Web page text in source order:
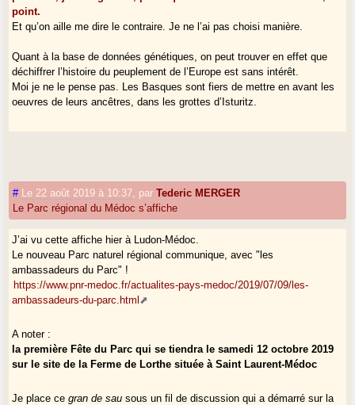
point.
Et qu’on aille me dire le contraire. Je ne l’ai pas choisi manière.
Quant à la base de données génétiques, on peut trouver en effet que
déchiffrer l’histoire du peuplement de l’Europe est sans intérêt.
Moi je ne le pense pas. Les Basques sont fiers de mettre en avant les
oeuvres de leurs ancêtres, dans les grottes d’Isturitz.
# Le 22 août 2019 à 10:37 parTederic MERGER
Le Parc régional du Médoc s’affiche
J’ai vu cette affiche hier à Ludon-Médoc.
Le nouveau Parc naturel régional communique, avec "les
ambassadeurs du Parc" !
https://www.pnr-medoc.fr/actualites-pays-medoc/2019/07/09/les-
ambassadeurs-du-parc.html
A noter :
la première Fête du Parc qui se tiendra le samedi 12 octobre 2019
sur le site de la Ferme de Lorthe située à Saint Laurent-Médoc
Je place cegran de sau sous un fil de discussion qui a démarré sur la